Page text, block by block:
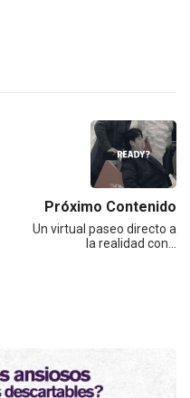
Próximo Contenido
Un virtual paseo directo a
la realidad con…